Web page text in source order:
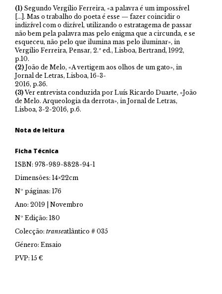
(1) Segundo Vergílio Ferreira, «a palavra é um impossível
[…]. Mas o trabalho do poeta é esse — fazer coincidir o
indizível com o dizível, utilizando o estratagema de passar
não bem pela palavra mas pelo enigma que a circunda, e se
esqueceu, não pelo que ilumina mas pelo iluminar», in
Vergílio Ferreira, Pensar, 2.ª ed., Lisboa, Bertrand, 1992,
p.10.
(2) João de Melo, «A vertigem aos olhos de um gato», in
Jornal de Letras, Lisboa, 16-3-
2016, p.36.
(3)Ver entrevista conduzida por Luís Ricardo Duarte, «João
de Melo. Arqueologia da derrota», in Jornal de Letras,
Lisboa, 3-2-2016, p.6.
Nota de leitura
Ficha Técnica
ISBN: 978-989-8828-94-1
Dimensões: 14×22cm
Nº páginas: 176
Ano: 2019 | Novembro
Nº Edição: 180
Colecção: transeatlântico # 035
Género: Ensaio
PVP: 15 €